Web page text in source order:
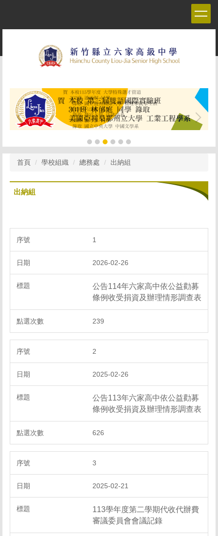
首頁 學校組織 總務處 出納組
出納組
1
2026-02-26
公告114年六家高中依公益勸募
條例收受捐資及辦理情形調查表
239
2
2025-02-26
公告113年六家高中依公益勸募
條例收受捐資及辦理情形調查表
626
3
2025-02-21
113學年度第二學期代收代辦費
審議委員會會議記錄